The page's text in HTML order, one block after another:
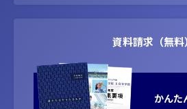
資料請求（無料）
かんた